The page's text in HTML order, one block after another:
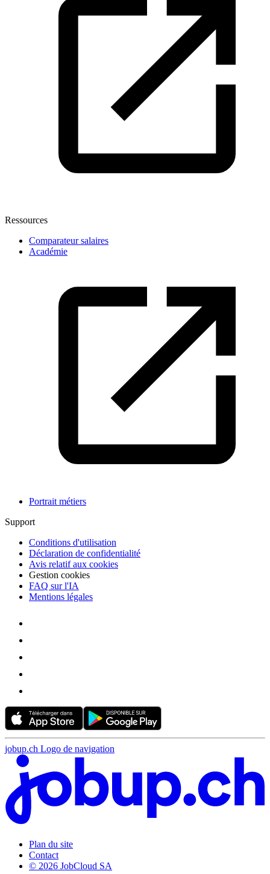
Ressources
Comparateur salaires
Académie
Portrait métiers
Support
Conditions d'utilisation
Déclaration de confidentialité
Avis relatif aux cookies
Gestion cookies
FAQ sur l'IA
Mentions légales
jobup.ch Logo de navigation
Plan du site
Contact
© 2026 JobCloud SA